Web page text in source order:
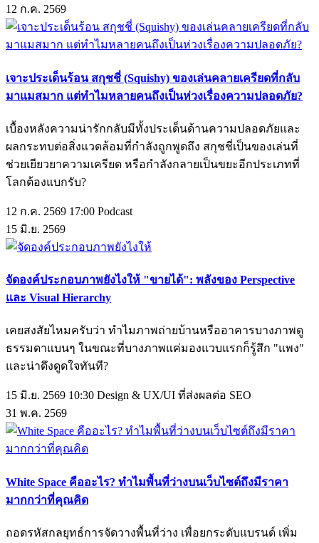
12 ก.ค. 2569
เจาะประเด็นร้อน สกุชชี่ (Squishy) ของเล่นคลายเครียดที่กลับ
มาแมสมาก แต่ทำไมหลายคนถึงเป็นห่วงเรื่องความปลอดภัย?
เบื้องหลังความน่ารักกลับมีทั้งประเด็นด้านความปลอดภัยและ
ผลกระทบต่อสิ่งแวดล้อมที่กำลังถูกพูดถึง สกุชชี่เป็นของเล่นที่
ช่วยเยียวยาความเครียด หรือกำลังกลายเป็นขยะอีกประเภทที่
โลกต้องแบกรับ?
12 ก.ค. 2569 17:00 Podcast
15 มิ.ย. 2569
จัดองค์ประกอบภาพยังไงให้ "ขายได้": พลังของ Perspective
และ Visual Hierarchy
เคยสงสัยไหมครับว่า ทำไมภาพถ่ายบ้านหรืออาคารบางภาพดู
ธรรมดาแบนๆ ในขณะที่บางภาพแค่มองแวบแรกก็รู้สึก "แพง"
และน่าดึงดูดใจทันที?
15 มิ.ย. 2569 10:30 Design & UX/UI ที่ส่งผลต่อ SEO
31 พ.ค. 2569
White Space คืออะไร? ทำไมพื้นที่ว่างบนเว็บไซต์ถึงมีราคา
มากกว่าที่คุณคิด
ถอดรหัสกลยุทธ์การจัดวางพื้นที่ว่าง เพื่อยกระดับแบรนด์ เพิ่ม